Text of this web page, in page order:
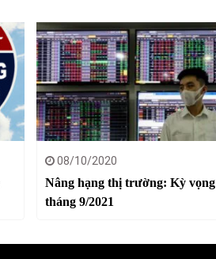
08/10/2020
Nâng hạng thị trường: Kỳ vọng
tháng 9/2021